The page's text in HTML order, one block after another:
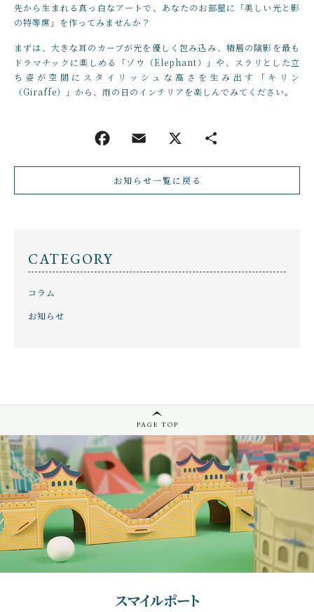
先から生まれる真っ白なアートで、あなたのお部屋に「美しい光と影
の特等席」を作ってみませんか？
まずは、大きな耳のカーブが光を優しく包み込み、積層の陰影を最も
ドラマチックに楽しめる「ゾウ（Elephant）」や、スラリとした立
ち姿が空間にスタイリッシュな高さを生み出す「キリン
（Giraffe）」から、雨の日のインテリアを楽しんでみてください。
お知らせ一覧に戻る
CATEGORY
コラム
お知らせ
PAGE TOP